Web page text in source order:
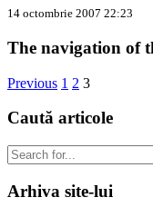
14 octombrie 2007 22:23
The navigation of
Previous 1 2 3
Caută articole
Arhiva site-lui